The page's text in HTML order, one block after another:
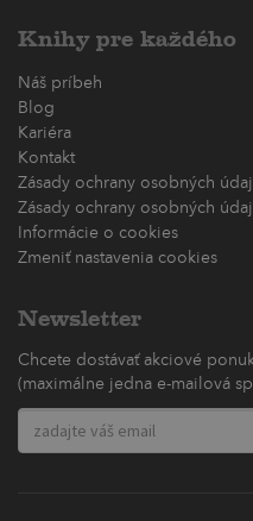
Knihy pre každého
Náš príbeh
Blog
Kariéra
Kontakt
Zásady ochrany osobných
Zásady ochrany osobných
Informácie o cookies
Zmeniť nastavenia cookies
Newsletter
Chcete dostávať akciové
(maximálne jedna e-mailová